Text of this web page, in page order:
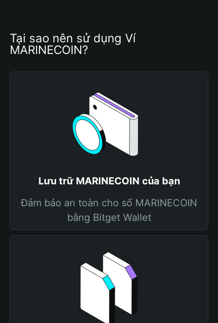
Tại sao nên sử dụng Ví
MARINECOIN?
Lưu trữ MARINECOIN của bạn
Đảm bảo an toàn cho số MARINECOIN
bằng Bitget Wallet